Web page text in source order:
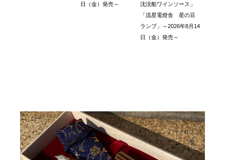
日（金）発売～
沈没船ワインソース」
「流星電燈舎 星の豆
ランプ」～2026年8月14
日（金）発売～